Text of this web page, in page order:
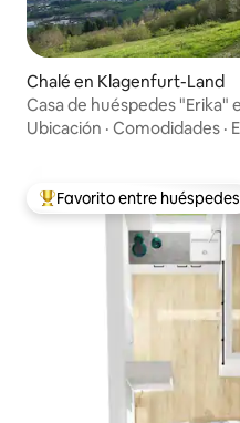
Chalé en Klagenfurt-Land
Casa de huéspedes "Erika"
Ubicación · Comodidades ·
Favorito entre huéspedes
Favorito entre huéspedes